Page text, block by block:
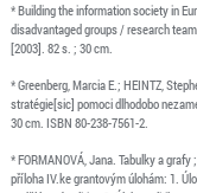
* Building the information society in
disadvantaged groups / research
[2003]. 82 s. ; 30 cm.
* Greenberg, Marcia E.; HEINTZ,
stratégie[sic] pomoci dlhodobo
30 cm. ISBN 80-238-7561-2.
* FORMANOVÁ, Jana. Tabulky a
příloha IV.ke grantovým úlohám: 1.